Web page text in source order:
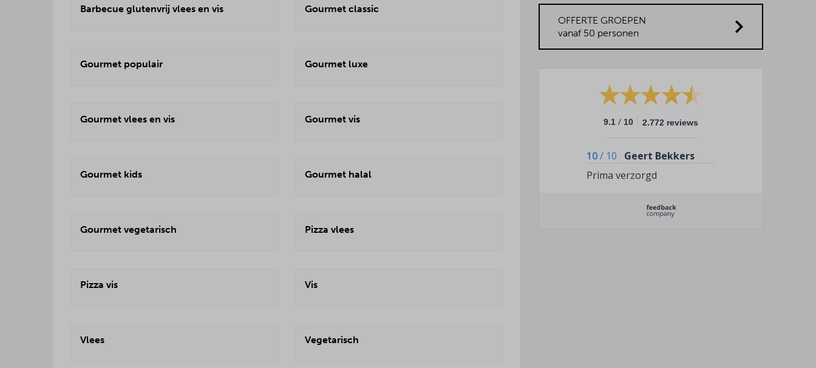
Barbecue glutenvrij vlees en vis Gourmet classic
Gourmet populair Gourmet luxe
Gourmet vlees en vis Gourmet vis
Gourmet kids Gourmet halal
Gourmet vegetarisch Pizza vlees
Pizza vis Vis
Vlees Vegetarisch
OFFERTE GROEPEN
vanaf 50 personen
9.1 / 10 2.772 reviews
10/ 10
Geert Bekkers
Prima verzorgd